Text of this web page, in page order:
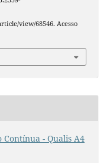
view/68546. Acesso
Contínua - Qualis A4